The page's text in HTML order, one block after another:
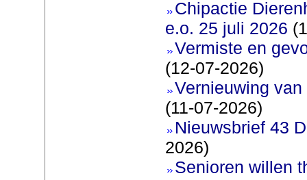
Chipactie
e.o. 25 juli 2026
Vermiste en
(12-07-2026)
Vernieuwing
(11-07-2026)
Nieuwsbrief 43
2026)
Senioren willen